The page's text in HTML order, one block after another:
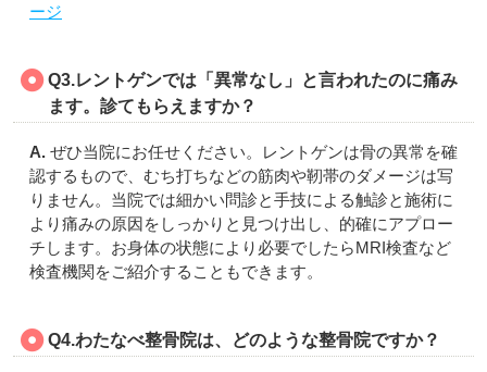
ージ
Q3.レントゲンでは「異常なし」と言われたのに痛み
ます。診てもらえますか？
A. ぜひ当院にお任せください。レントゲンは骨の異常を確
認するもので、むち打ちなどの筋肉や靭帯のダメージは写
りません。当院では細かい問診と手技による触診と施術に
より痛みの原因をしっかりと見つけ出し、的確にアプロー
チします。お身体の状態により必要でしたらMRI検査など
検査機関をご紹介することもできます。
Q4.わたなべ整骨院は、どのような整骨院ですか？